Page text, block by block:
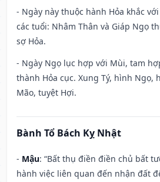
- Ngày này thuộc hành Hỏa khắc
các tuổi: Nhâm Thân và Giáp Ngọ
sợ Hỏa.
- Ngày Ngọ lục hợp với Mùi, tam
thành Hỏa cục. Xung Tý, hình Ngọ,
Mão, tuyệt Hợi.
Bành Tổ Bách Kỵ Nhật
- Mậu: “Bất thụ điền điền chủ bất
hành việc liên quan đến nhận đất